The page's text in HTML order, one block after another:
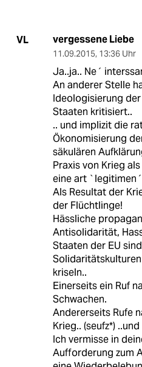
VL vergessene Liebe
11.09.2015, 13:36 Uhr
Ja..ja.. Ne´
An anderer Stelle
Ideologisierung
Staaten kritisiert..
.. und implizit die
Ökonomisierung
säkulären
Praxis von Krieg
eine art
Als Resultat der
der Flüchtlinge!
Hässliche
Antisolidarität,
Staaten der EU
kriseln..
Einerseits ein Ruf
Schwachen.
Andererseits Rufe
Krieg.. (seufz*)
Ich vermisse in
Aufforderung zum